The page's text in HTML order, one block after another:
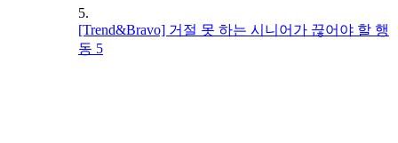
5.
[Trend&Bravo] 거절 못 하는 시니어가 끊어야 할 행
동 5